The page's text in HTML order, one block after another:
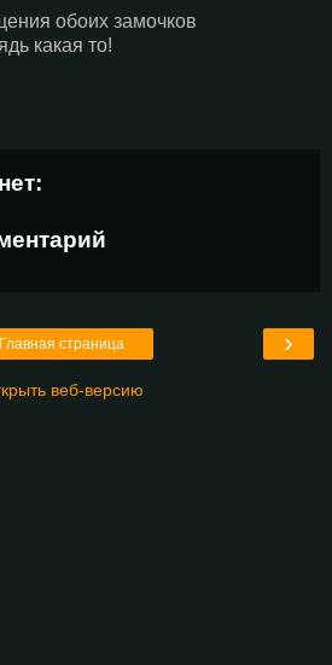
обоих замочков
какая то!
›
Главная страница
веб-версию